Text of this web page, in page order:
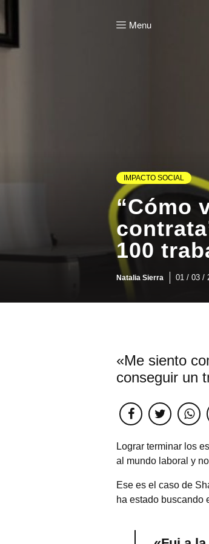
Menu
IMPACTO SOCIAL
“Cómo
100
Natalia Sierra 01 / 03 /
«Me siento
conseguir un
Lograr terminar los
al mundo laboral y
Ese es el caso de
ha estado buscando